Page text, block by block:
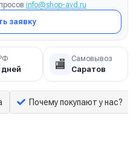
info@shop-avd.ru
заявку
дней 🏬 Самовывоз
Саратов
Почему покупают у нас?